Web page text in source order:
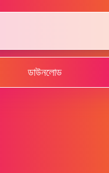
ডাউনলোড